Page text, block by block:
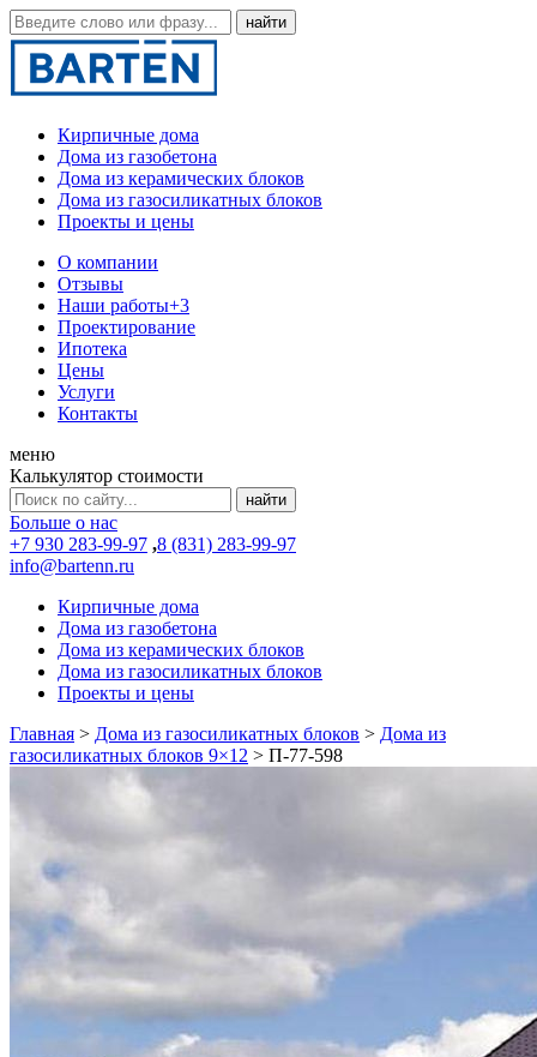
Кирпичные дома
Дома из газобетона
Дома из керамических блоков
Дома из газосиликатных блоков
Проекты и цены
О компании
Отзывы
Наши работы+3
Проектирование
Ипотека
Цены
Услуги
Контакты
меню
Калькулятор стоимости
Больше о нас
+7 930 283-99-97 ,8 (831) 283-99-97
info@bartenn.ru
Кирпичные дома
Дома из газобетона
Дома из керамических блоков
Дома из газосиликатных блоков
Проекты и цены
Главная > Дома из газосиликатных блоков > Дома из
газосиликатных блоков 9×12 > П-77-598